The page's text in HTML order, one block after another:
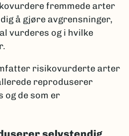
fremmede arter
å gjøre avgrensninger,
vurderes og i hvilke
risikovurderte arter
reproduserer
og de som er